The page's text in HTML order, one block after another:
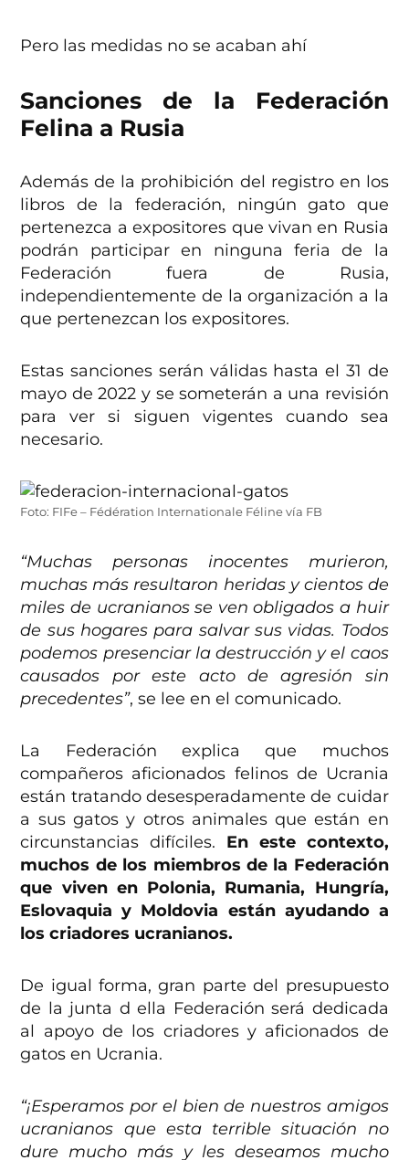
Pero las medidas no se acaban ahí
Sanciones de la Federación
Felina a Rusia
Además de la prohibición del registro en los
libros de la federación, ningún gato que
pertenezca a expositores que vivan en Rusia
podrán participar en ninguna feria de la
Federación fuera de Rusia,
independientemente de la organización a la
que pertenezcan los expositores.
Estas sanciones serán válidas hasta el 31 de
mayo de 2022 y se someterán a una revisión
para ver si siguen vigentes cuando sea
necesario.
Foto: FIFe – Fédération Internationale Féline vía FB
“Muchas personas inocentes murieron,
muchas más resultaron heridas y cientos de
miles de ucranianos se ven obligados a huir
de sus hogares para salvar sus vidas. Todos
podemos presenciar la destrucción y el caos
causados ​​por este acto de agresión sin
precedentes”, se lee en el comunicado.
La Federación explica que muchos
compañeros aficionados felinos de Ucrania
están tratando desesperadamente de cuidar
a sus gatos y otros animales que están en
circunstancias difíciles. En este contexto,
muchos de los miembros de la Federación
que viven en Polonia, Rumania, Hungría,
Eslovaquia y Moldovia están ayudando a
los criadores ucranianos.
De igual forma, gran parte del presupuesto
de la junta d ella Federación será dedicada
al apoyo de los criadores y aficionados de
gatos en Ucrania.
“¡Esperamos por el bien de nuestros amigos
ucranianos que esta terrible situación no
dure mucho más y les deseamos mucho